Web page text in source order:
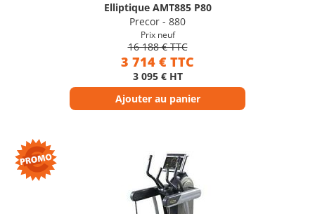
Elliptique AMT885 P80
Precor - 880
Prix neuf
16 188 € TTC
3 714 € TTC
3 095 € HT
Ajouter au panier